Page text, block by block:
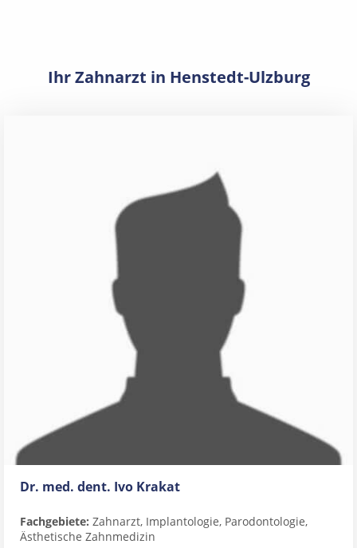
Ihr Zahnarzt in Henstedt-Ulzburg
Dr. med. dent. Ivo Krakat
Fachgebiete: Zahnarzt, Implantologie, Parodontologie,
Ästhetische Zahnmedizin